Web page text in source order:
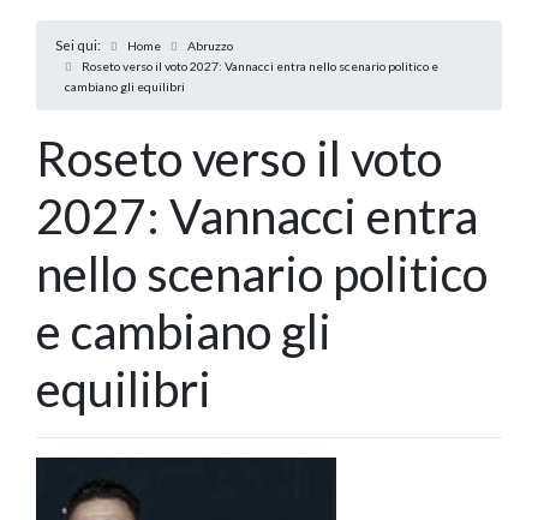
Sei qui: Home
Abruzzo
Roseto verso il voto 2027: Vannacci entra nello scenario politico e
cambiano gli equilibri
Roseto verso il voto
2027: Vannacci entra
nello scenario politico
e cambiano gli
equilibri